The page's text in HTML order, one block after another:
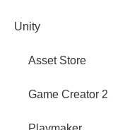
Unity
Asset Store
Game Creator 2